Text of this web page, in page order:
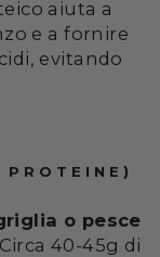
aiuta a
e a fornire
evitando
o pesce
Circa 40-45g di